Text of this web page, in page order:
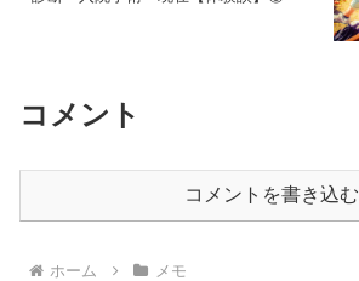
コメント
コメントを書き込む
ホーム メモ